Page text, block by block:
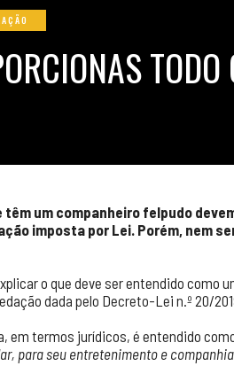
têm um companheiro felpudo
imposta por Lei. Porém, nem
o que deve ser entendido como
dada pelo Decreto-Lei n.º 20/
em termos jurídicos, é entendido
para seu entretenimento e